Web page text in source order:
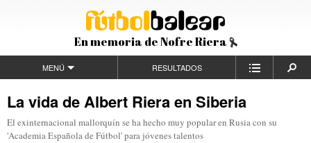
En memoria de Nofre Riera
MENÚ RESULTADOS
La vida de Albert Riera en Siberia
El exinternacional mallorquín se ha hecho muy popular en Rusia con su
'Academia Española de Fútbol' para jóvenes talentos